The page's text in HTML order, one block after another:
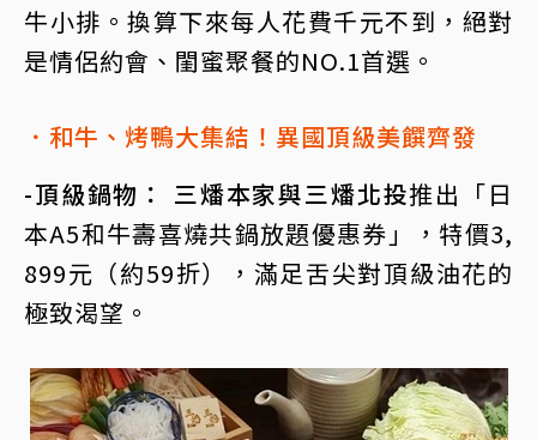
牛小排。換算下來每人花費千元不到，絕對
是情侶約會、閨蜜聚餐的NO.1首選。
．和牛、烤鴨大集結！異國頂級美饌齊發
-頂級鍋物： 三燔本家與三燔北投推出「日
本A5和牛壽喜燒共鍋放題優惠券」，特價3,
899元（約59折），滿足舌尖對頂級油花的
極致渴望。